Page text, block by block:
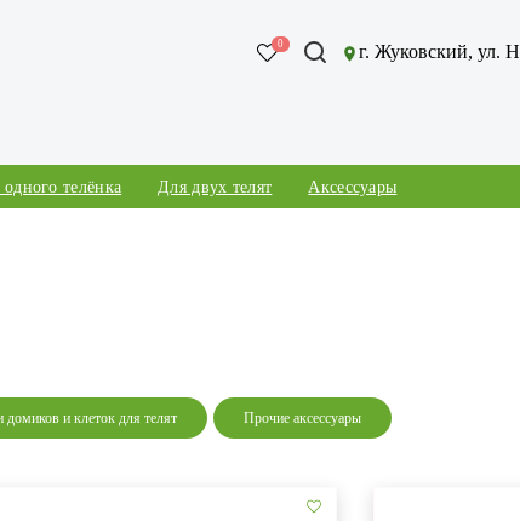
0 г. Жуковский, ул.
телёнка Для двух телят Аксессуары
домиков и клеток для телят Прочие аксессуары